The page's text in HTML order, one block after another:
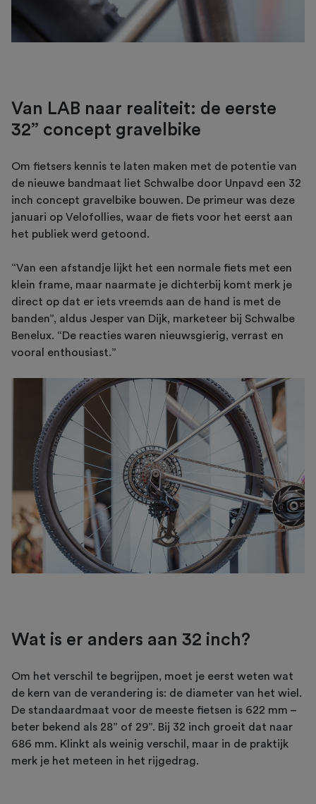
Van LAB naar realiteit: de eerste
32” concept gravelbike
Om fietsers kennis te laten maken met de potentie van
de nieuwe bandmaat liet Schwalbe door Unpavd een 32
inch concept gravelbike bouwen. De primeur was deze
januari op Velofollies, waar de fiets voor het eerst aan
het publiek werd getoond.
“Van een afstandje lijkt het een normale fiets met een
klein frame, maar naarmate je dichterbij komt merk je
direct op dat er iets vreemds aan de hand is met de
banden”, aldus Jesper van Dijk, marketeer bij Schwalbe
Benelux. “De reacties waren nieuwsgierig, verrast en
vooral enthousiast.”
Wat is er anders aan 32 inch?
Om het verschil te begrijpen, moet je eerst weten wat
de kern van de verandering is: de diameter van het wiel.
De standaardmaat voor de meeste fietsen is 622 mm –
beter bekend als 28” of 29”. Bij 32 inch groeit dat naar
686 mm. Klinkt als weinig verschil, maar in de praktijk
merk je het meteen in het rijgedrag.